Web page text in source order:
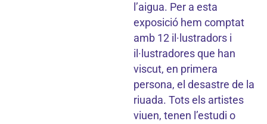
l’aigua. Per a esta
exposició hem comptat
amb 12 il·lustradors i
il·lustradores que han
viscut, en primera
persona, el desastre de la
riuada. Tots els artistes
viuen, tenen l’estudi o